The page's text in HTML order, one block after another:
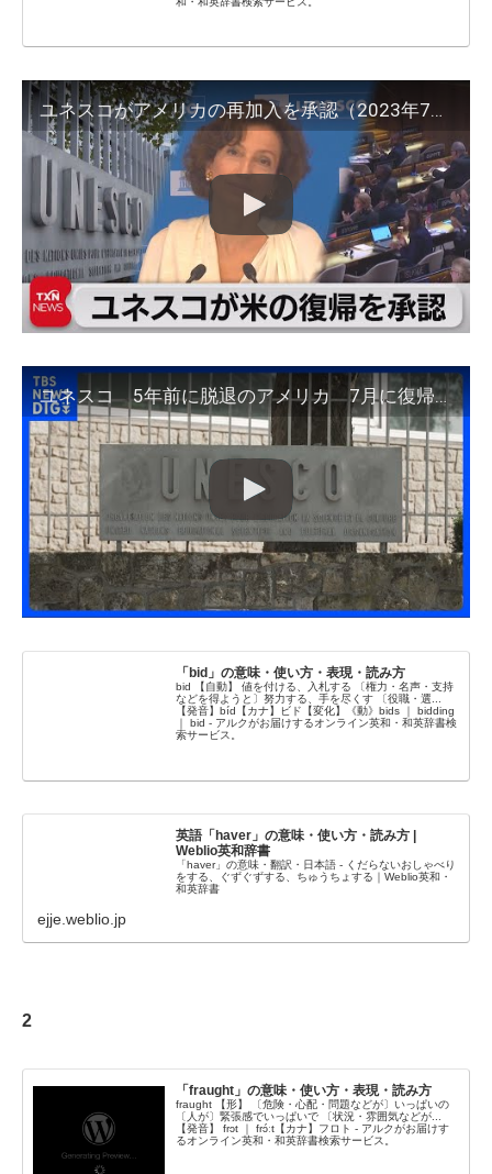
ユネスコがアメリカの再加入を承認（2023年7月1日）
ユネスコ 5年前に脱退のアメリカ 7月に復帰の意向｜TBS NEWS DIG
「bid」の意味・使い方・表現・読み方
bid 【自動】 値を付ける、入札する 〔権力・名声・支持
などを得ようと〕努力する、手を尽くす 〔役職・選...
【発音】bíd【カナ】ビド【変化】《動》bids ｜ bidding
｜ bid - アルクがお届けするオンライン英和・和英辞書検
索サービス。
英語「haver」の意味・使い方・読み方 |
Weblio英和辞書
「haver」の意味・翻訳・日本語 - くだらないおしゃべり
をする、ぐずぐずする、ちゅうちょする｜Weblio英和・
和英辞書
ejje.weblio.jp
2
「fraught」の意味・使い方・表現・読み方
fraught 【形】 〔危険・心配・問題などが〕いっぱいの
〔人が〕緊張感でいっぱいで 〔状況・雰囲気などが...
【発音】 frɔt ｜ frɔ́ːt【カナ】フロト - アルクがお届けす
るオンライン英和・和英辞書検索サービス。